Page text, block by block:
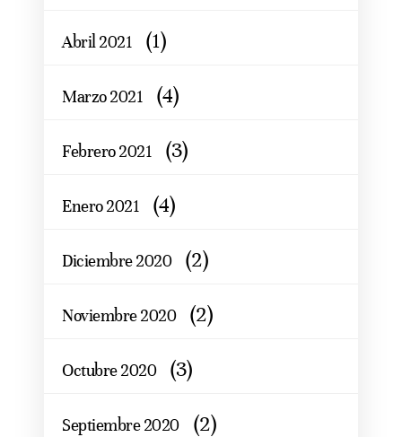
Abril 2021 (1)
Marzo 2021 (4)
Febrero 2021 (3)
Enero 2021 (4)
Diciembre 2020 (2)
Noviembre 2020 (2)
Octubre 2020 (3)
Septiembre 2020 (2)